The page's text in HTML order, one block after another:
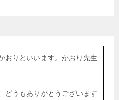
おりといいます。かおり先生
どうもありがとうございます